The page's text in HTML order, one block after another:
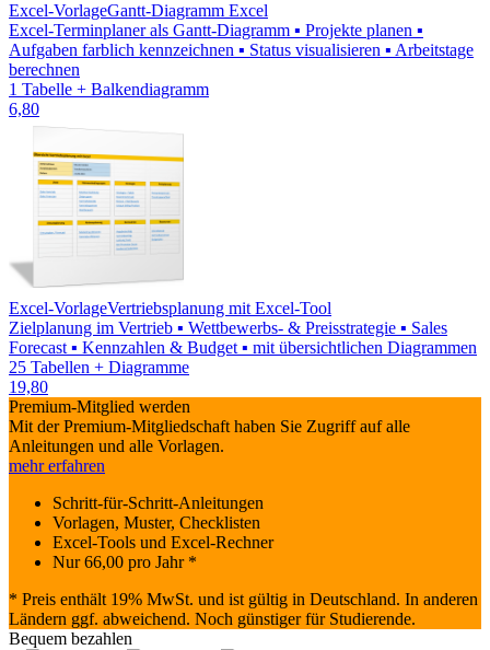
Excel-VorlageGantt-Diagramm Excel
Excel-Terminplaner als Gantt-Diagramm ▪ Projekte planen ▪
Aufgaben farblich kennzeichnen ▪ Status visualisieren ▪ Arbeitstage
berechnen
1 Tabelle + Balkendiagramm
6,80
Excel-VorlageVertriebsplanung mit Excel-Tool
Zielplanung im Vertrieb ▪ Wettbewerbs- & Preisstrategie ▪ Sales
Forecast ▪ Kennzahlen & Budget ▪ mit übersichtlichen Diagrammen
25 Tabellen + Diagramme
19,80
Premium-Mitglied werden
Mit der Premium-Mitgliedschaft haben Sie Zugriff auf alle
Anleitungen und alle Vorlagen.
mehr erfahren
Schritt-für-Schritt-Anleitungen
Vorlagen, Muster, Checklisten
Excel-Tools und Excel-Rechner
Nur66,00 pro Jahr *
* Preis enthält 19% MwSt. und ist gültig in Deutschland. In anderen
Ländern ggf. abweichend. Noch günstiger für Studierende.
Bequem bezahlen